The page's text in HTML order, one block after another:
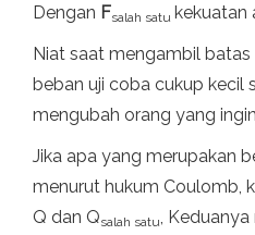
Dengan Fsalah satu kekuatan
Niat saat mengambil
beban uji coba cukup kecil
mengubah orang yang
Jika apa yang merupakan
menurut hukum Coulomb,
Q dan Qsalah satu
,